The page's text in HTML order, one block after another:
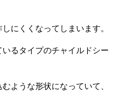
にくくなってしまいます。
るタイプのチャイルドシー
ような形状になっていて、